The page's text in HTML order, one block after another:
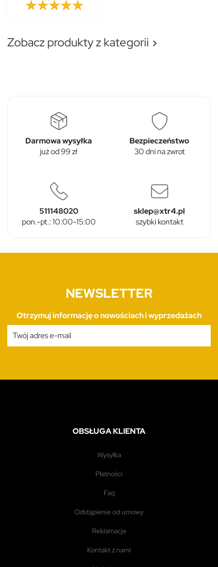
Zobacz produkty z kategorii 
Darmowa wysyłka
już od 99 zł
Bezpieczeństwo
30 dni na zwrot
511148020
pon.-pt.: 10:00-15:00
sklep@xtr4.pl
szybki kontakt
NEWSLETTER
Otrzymuj informację o nowościach i wyprzedażach
OBSŁUGA KLIENTA
wysyłka
płatności
faq
odstąpienie od umowy
reklamacje
kontakt z nami